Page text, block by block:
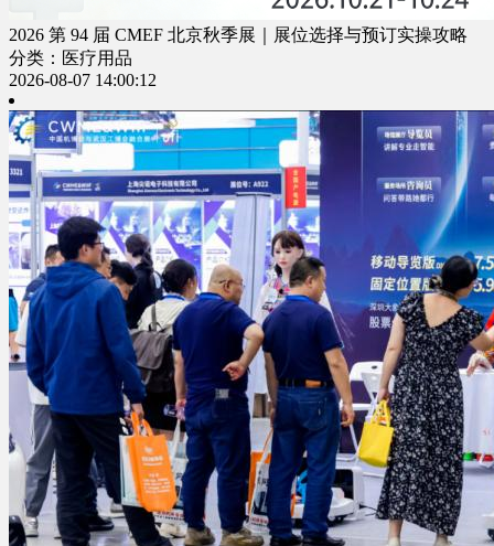
2026 第 94 届 CMEF 北京秋季展｜展位选择与预订实操攻略
分类：医疗用品
2026-08-07 14:00:12